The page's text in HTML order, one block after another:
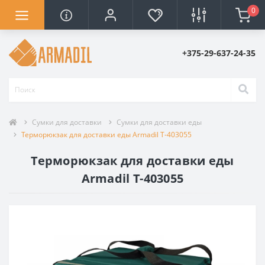
0
+375-29-637-24-35
Сумки для доставки
Сумки для доставки еды
Терморюкзак для доставки еды Armadil Т-403055
Терморюкзак для доставки еды
Armadil Т-403055